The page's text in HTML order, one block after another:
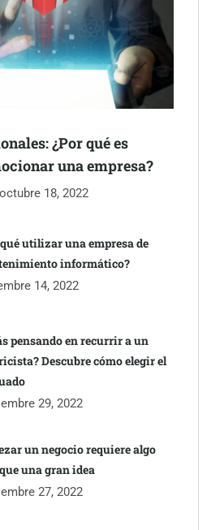
en el primer semestre de 2026
que transforman espacios de la
¿Por qué es
una empresa?
octubre 18, 2022
utilizar una empresa de
informático?
14, 2022
pensando en recurrir a un
Descubre cómo elegir el
29, 2022
un negocio requiere algo
una gran idea
27, 2022